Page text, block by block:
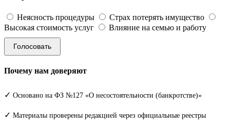
Неясность процедуры
Страх потерять имущество
Высокая стоимость услуг
Влияние на семью и работу
Голосовать
Почему нам доверяют
✓ Основано на ФЗ №127 «О несостоятельности (банкротстве)»
✓ Материалы проверены редакцией через официальные реестры